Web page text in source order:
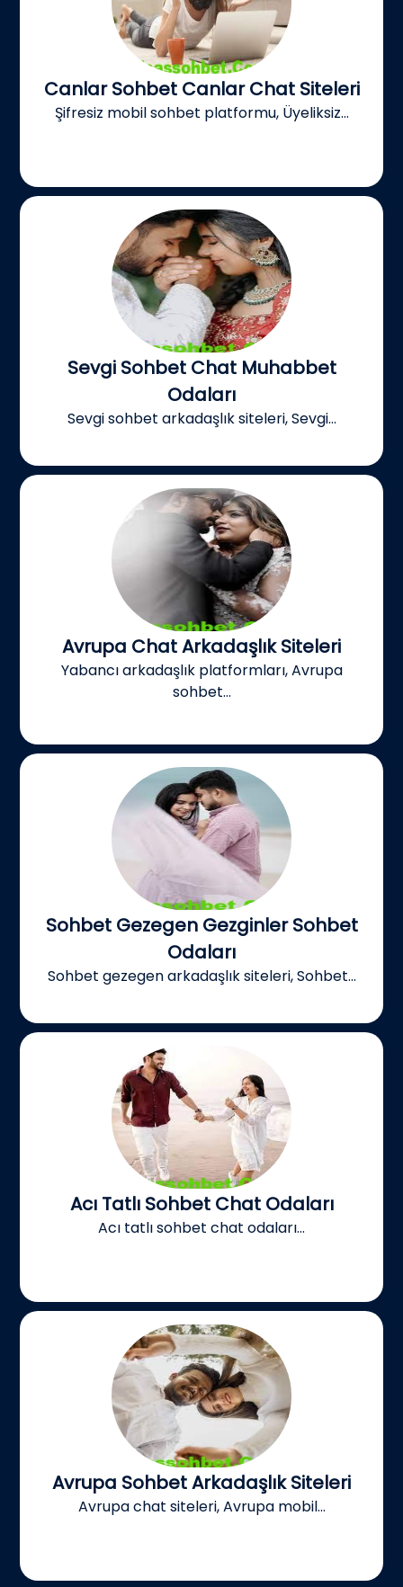
Canlar Sohbet Canlar Chat Siteleri
Şifresiz mobil sohbet platformu, Üyeliksiz...
Sevgi Sohbet Chat Muhabbet
Odaları
Sevgi sohbet arkadaşlık siteleri, Sevgi...
Avrupa Chat Arkadaşlık Siteleri
Yabancı arkadaşlık platformları, Avrupa
sohbet...
Sohbet Gezegen Gezginler Sohbet
Odaları
Sohbet gezegen arkadaşlık siteleri, Sohbet...
Acı Tatlı Sohbet Chat Odaları
Acı tatlı sohbet chat odaları...
Avrupa Sohbet Arkadaşlık Siteleri
Avrupa chat siteleri, Avrupa mobil...